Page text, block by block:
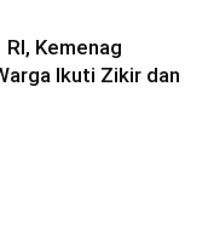
Kemenag
Ikuti Zikir dan